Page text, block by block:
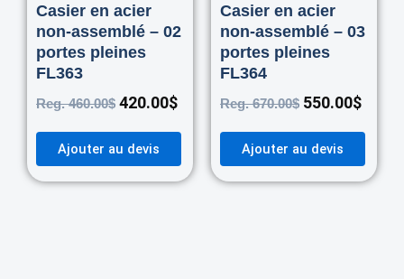
Casier en acier
non-assemblé – 02
portes pleines
FL363
Reg.460.00$ 420.00$
Ajouter au devis
Casier en acier
non-assemblé – 03
portes pleines
FL364
Reg.670.00$ 550.00$
Ajouter au devis